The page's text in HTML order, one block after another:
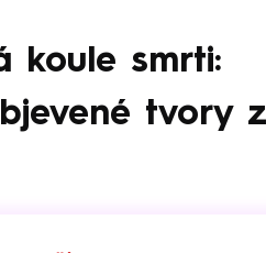
koule smrti:
tvory z